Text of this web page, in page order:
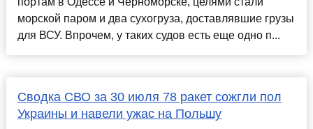
морской паром и два сухогруза, доставлявшие грузы
для ВСУ. Впрочем, у таких судов есть еще одно п...
Сводка СВО за 30 июля 78 ракет сожгли пол
Украины и навели ужас на Польшу